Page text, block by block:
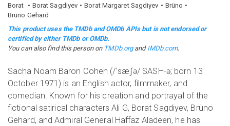
Borat
Borat Sagdiyev Borat Margaret Sagdiyev
Brüno
Brüno Gehard
This product uses the TMDb and OMDb APIs but is not endorsed or
certified by either TMDb or OMDb.
You can also find this person on TMDb.organd IMDb.com.
Sacha Noam Baron Cohen (/ˈsæʃə/ SASH-ə; born 13
October 1971) is an English actor, filmmaker, and
comedian. Known for his creation and portrayal of the
fictional satirical characters Ali G, Borat Sagdiyev, Brüno
Gehard, and Admiral General Haffaz Aladeen, he has